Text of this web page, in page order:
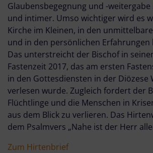
Glaubensbegegnung und -
und intimer. Umso wichtiger wird es
Kirche im Kleinen, in den
und in den persönlichen Erfahrungen
Das unterstreicht der Bischof in
Fastenzeit 2017, das am ersten
in den Gottesdiensten in der Diözese
verlesen wurde. Zugleich fordert der
Flüchtlinge und die Menschen in
aus dem Blick zu verlieren. Das
dem Psalmvers „Nahe ist der Herr
Zum Hirtenbrief